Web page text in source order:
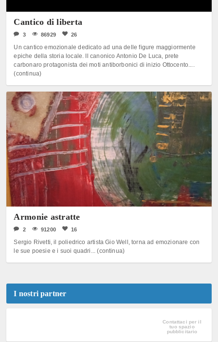
Cantico di liberta
3 86929 26
Un cantico emozionale dedicato ad una delle figure maggiormente
epiche della storia locale. Il canonico Antonio De Luca, prete
carbonaro protagonista dei moti antiborbonici di inizio Ottocento....
(continua)
Armonie astratte
2 91200 16
Sergio Rivetti, il poliedrico artista Gio Well, torna ad emozionare con
le sue poesie e i suoi quadri... (continua)
I nostri partner
Contattaci per il
tuo spazio
pubblicitario